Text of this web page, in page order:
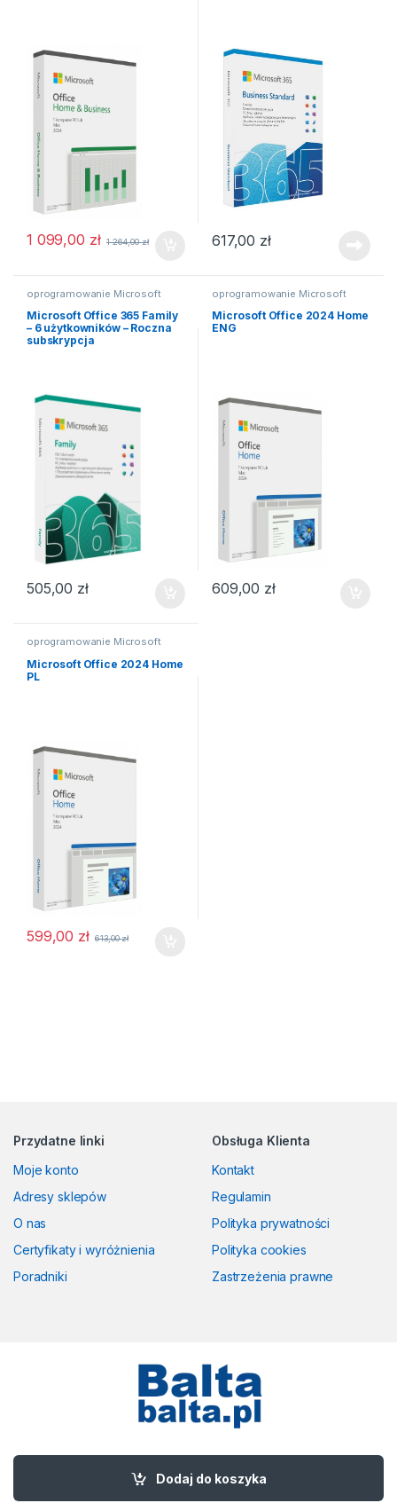
Dodaj do koszyka
1 099,00 zł 1 264,00zł 617,00 zł
oprogramowanie Microsoft
Microsoft Office 365 Family
– 6 użytkowników – Roczna
subskrypcja
505,00 zł
oprogramowanie Microsoft
Microsoft Office 2024 Home
ENG
609,00 zł
oprogramowanie Microsoft
Microsoft Office 2024 Home
PL
599,00 zł 613,00zł
Przydatne linki
Moje konto
Adresy sklepów
O nas
Certyfikaty i wyróżnienia
Poradniki
Obsługa Klienta
Kontakt
Regulamin
Polityka prywatności
Polityka cookies
Zastrzeżenia prawne
Masz pytania? Zadzwoń!
58 524 50 00